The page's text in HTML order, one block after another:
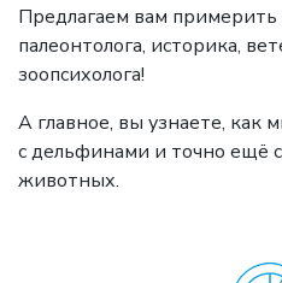
Предлагаем вам
палеонтолога, историка,
зоопсихолога!
А главное, вы узнаете, как
с дельфинами и точно ещё
животных.